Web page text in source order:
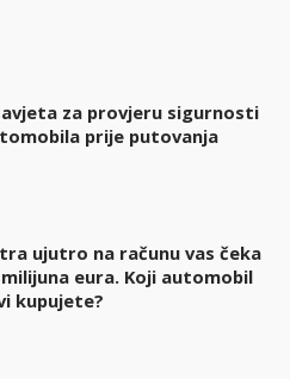
za provjeru sigurnosti
prije putovanja
ujutro na računu vas čeka
milijuna eura. Koji automobil
kupujete?